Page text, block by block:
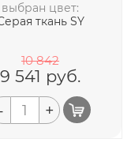
выбран цвет:
ткань SY
10 842
9 541 руб.
+